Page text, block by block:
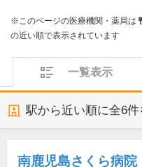
※このページの医療機関・薬局は
の近い順で表示されています
一覧表示
駅から近い順に全6件
南鹿児島さくら病院